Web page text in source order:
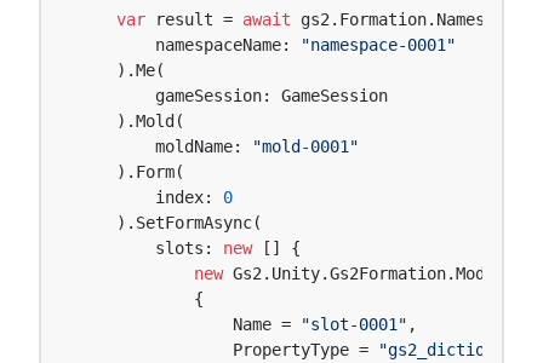
var result = await gs2.Formation.Namespace(
        namespaceName:
"namespace-0001"
    ).Me(
        gameSession: GameSession
    ).Mold(
        moldName:
"mold-0001"
    ).Form(
        index:
0
    ).SetFormAsync(
        slots:
new [] {
new
            {
                Name =
"slot-0001" ,
                PropertyType =
"gs2_dictionary"